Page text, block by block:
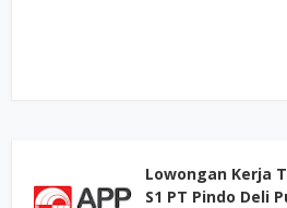
Lowongan Kerja
S1 PT Pindo Deli